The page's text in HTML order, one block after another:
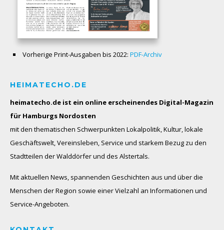
Vorherige Print-Ausgaben bis 2022: PDF-Archiv
HEIMATECHO.DE
heimatecho.de ist ein online erscheinendes Digital-Magazin
für Hamburgs Nordosten
mit den thematischen Schwerpunkten Lokalpolitik, Kultur, lokale
Geschäftswelt, Vereinsleben, Service und starkem Bezug zu den
Stadtteilen der Walddörfer und des Alstertals.
Mit aktuellen News, spannenden Geschichten aus und über die
Menschen der Region sowie einer Vielzahl an Informationen und
Service-Angeboten.